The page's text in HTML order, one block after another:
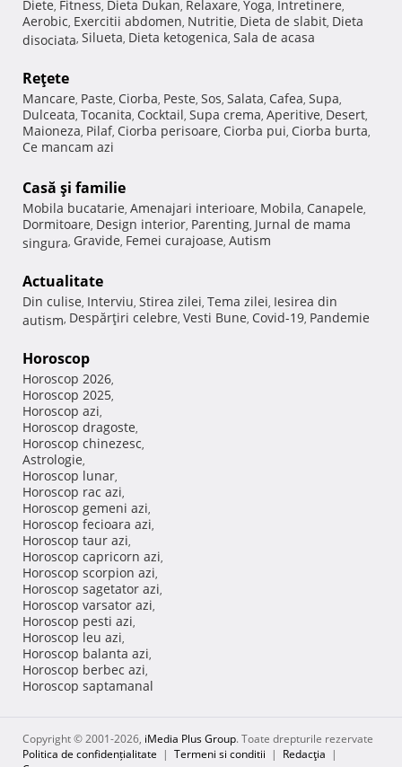
Diete, Fitness, Dieta Dukan, Relaxare, Yoga, Intretinere,
Aerobic, Exercitii abdomen, Nutritie, Dieta de slabit, Dieta
disociata, Silueta, Dieta ketogenica, Sala de acasa
Reţete
Mancare, Paste, Ciorba, Peste, Sos, Salata, Cafea, Supa,
Dulceata, Tocanita, Cocktail, Supa crema, Aperitive, Desert,
Maioneza, Pilaf, Ciorba perisoare, Ciorba pui, Ciorba burta,
Ce mancam azi
Casă şi familie
Mobila bucatarie, Amenajari interioare, Mobila, Canapele,
Dormitoare, Design interior, Parenting, Jurnal de mama
singura, Gravide, Femei curajoase, Autism
Actualitate
Din culise, Interviu, Stirea zilei, Tema zilei, Iesirea din
autism, Despărţiri celebre, Vesti Bune, Covid-19, Pandemie
Horoscop
Horoscop 2026,
Horoscop 2025,
Horoscop azi,
Horoscop dragoste,
Horoscop chinezesc,
Astrologie,
Horoscop lunar,
Horoscop rac azi,
Horoscop gemeni azi,
Horoscop fecioara azi,
Horoscop taur azi,
Horoscop capricorn azi,
Horoscop scorpion azi,
Horoscop sagetator azi,
Horoscop varsator azi,
Horoscop pesti azi,
Horoscop leu azi,
Horoscop balanta azi,
Horoscop berbec azi,
Horoscop saptamanal
Copyright © 2001-2026, iMedia Plus Group. Toate drepturile rezervate
Politica de confidențialitate | Termeni si conditii | Redacţia |